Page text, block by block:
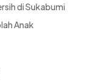
di Sukabumi
Anak